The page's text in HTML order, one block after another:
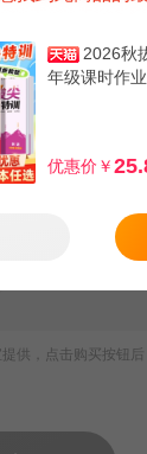
特训全年级
包1.5元
17.8
供，点击购买按钮
2026秋
年级课时作
优惠价￥